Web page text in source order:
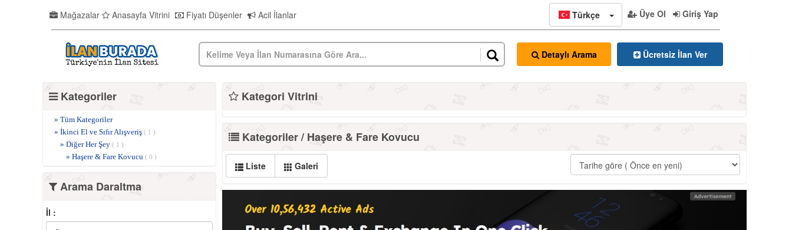
Türkçe Üye Ol Giriş Yap
Mağazalar Anasayfa Vitrini Fiyatı Düşenler Acil İlanlar
Detaylı Arama Ücretsiz İlan Ver
Kategoriler
» Tüm Kategoriler
» İkinci El ve Sıfır Alışveriş ( 1 )
» Diğer Her Şey ( 1 )
» Haşere & Fare Kovucu ( 0 )
Arama Daraltma
İl :
Kategori Vitrini
Kategoriler / Haşere & Fare Kovucu
Liste Galeri